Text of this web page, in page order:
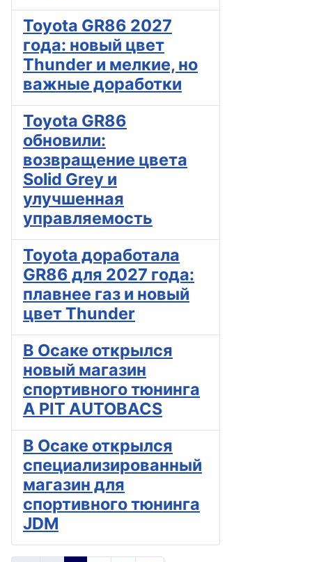
Toyota GR86 2027
года: новый цвет
Thunder и мелкие, но
важные доработки
Toyota GR86
обновили:
возвращение цвета
Solid Grey и
улучшенная
управляемость
Toyota доработала
GR86 для 2027 года:
плавнее газ и новый
цвет Thunder
В Осаке открылся
новый магазин
спортивного тюнинга
A PIT AUTOBACS
В Осаке открылся
специализированный
магазин для
спортивного тюнинга
JDM